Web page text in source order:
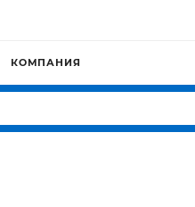
КОМПАНИЯ